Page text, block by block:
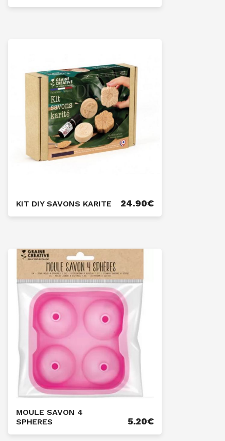
KIT DIY SAVONS KARITE 24.90€
MOULE SAVON 4
SPHERES
5.20€